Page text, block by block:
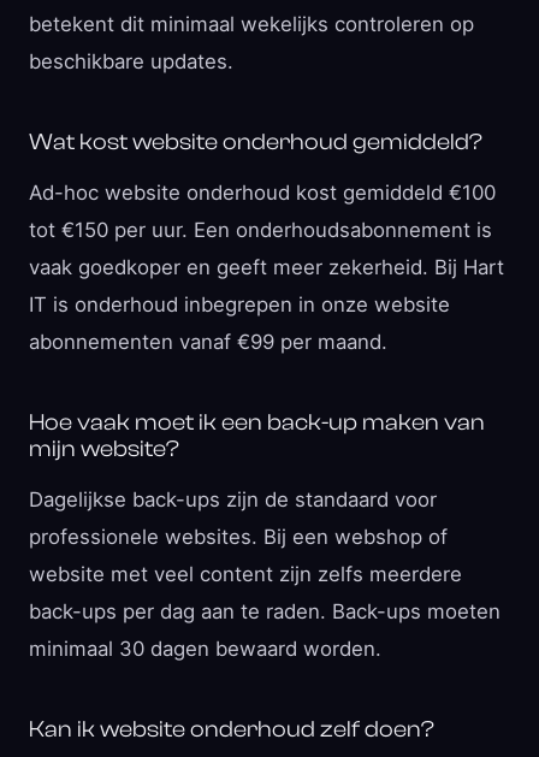
betekent dit minimaal wekelijks controleren op
beschikbare updates.
Wat kost website onderhoud gemiddeld?
Ad-hoc website onderhoud kost gemiddeld €100
tot €150 per uur. Een onderhoudsabonnement is
vaak goedkoper en geeft meer zekerheid. Bij Hart
IT is onderhoud inbegrepen in onze website
abonnementen vanaf €99 per maand.
Hoe vaak moet ik een back-up maken van
mijn website?
Dagelijkse back-ups zijn de standaard voor
professionele websites. Bij een webshop of
website met veel content zijn zelfs meerdere
back-ups per dag aan te raden. Back-ups moeten
minimaal 30 dagen bewaard worden.
Kan ik website onderhoud zelf doen?